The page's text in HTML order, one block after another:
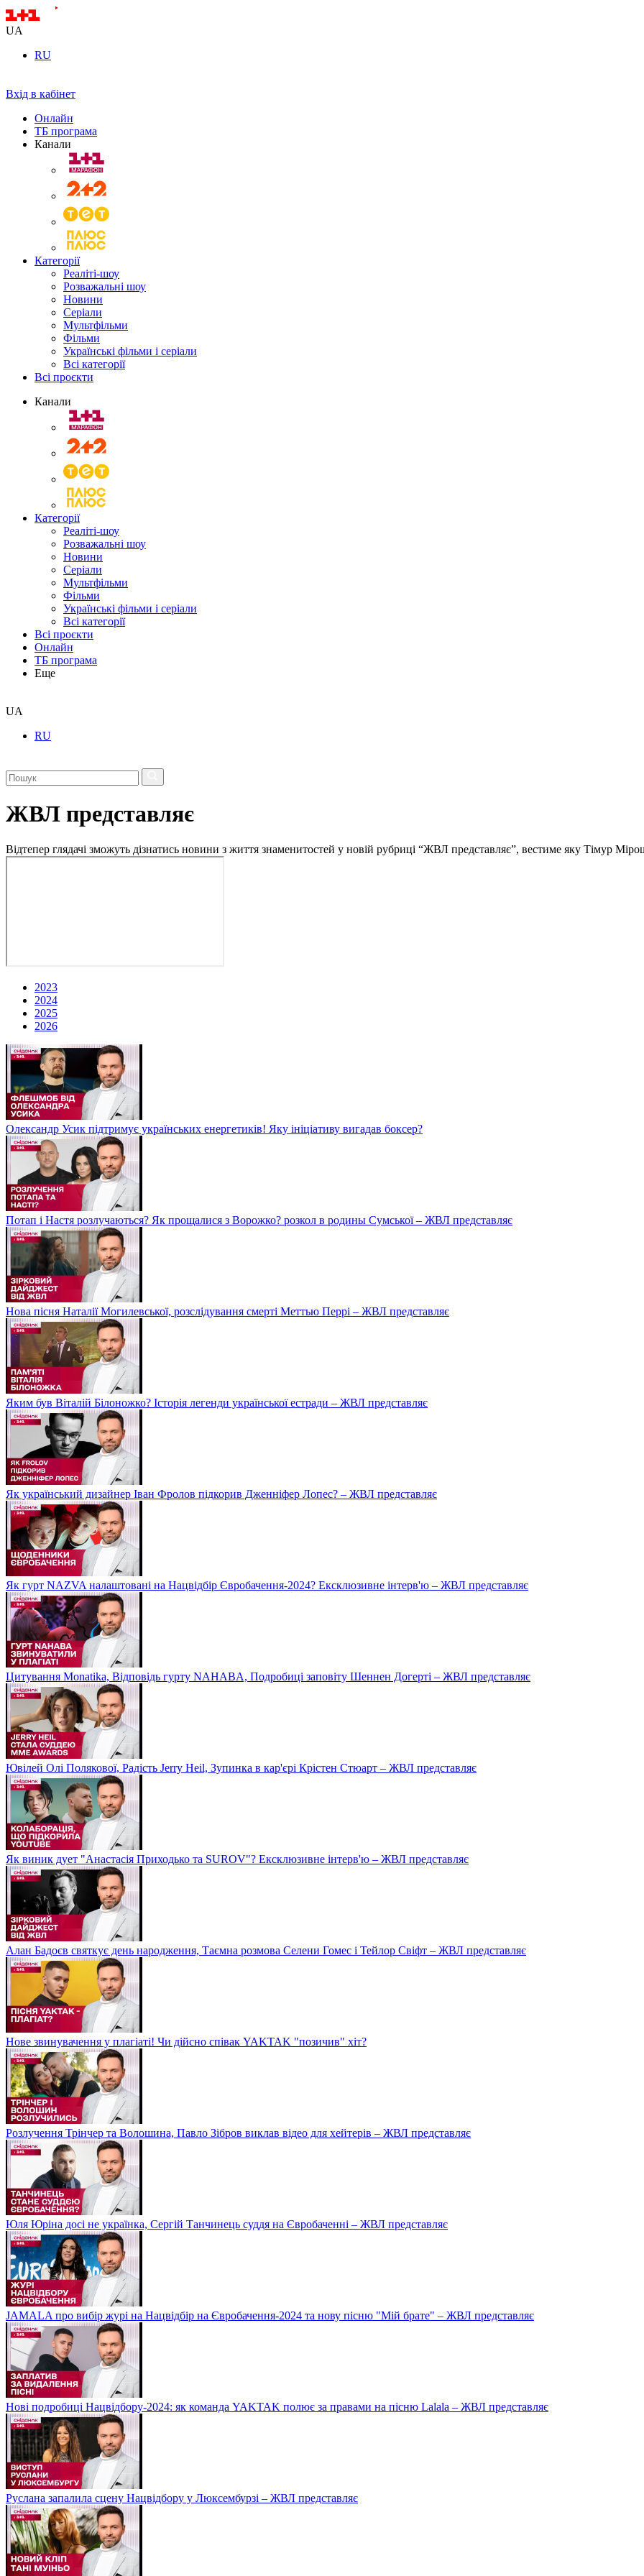
UA
RU
Вхід в кабінет
Онлайн
ТБ програма
Канали
Категорії
Реаліті-шоу
Розважальні шоу
Новини
Серіали
Мультфільми
Фільми
Українські фільми і серіали
Всі категорії
Всі проєкти
Канали
Категорії
Реаліті-шоу
Розважальні шоу
Новини
Серіали
Мультфільми
Фільми
Українські фільми і серіали
Всі категорії
Всі проєкти
Онлайн
ТБ програма
Еще
UA
RU
ЖВЛ представляє
Відтепер глядачі зможуть дізнатись новини з життя знаменитостей у новій рубриці “ЖВЛ представляє”, вестиме яку Тімур
2023
2024
2025
2026
Олександр Усик підтримує українських енергетиків! Яку ініціативу вигадав боксер?
Потап і Настя розлучаються? Як прощалися з Ворожко? розкол в родины Сумської – ЖВЛ представляє
Нова пісня Наталії Могилевської, розслідування смерті Меттью Перрі – ЖВЛ представляє
Яким був Віталій Білоножко? Історія легенди української естради – ЖВЛ представляє
Як український дизайнер Іван Фролов підкорив Дженніфер Лопес? – ЖВЛ представляє
Як гурт NAZVA налаштовані на Нацвідбір Євробачення-2024? Ексклюзивне інтерв'ю – ЖВЛ представляє
Цитування Monatikа, Відповідь гурту NAHABA, Подробиці заповіту Шеннен Догерті – ЖВЛ представляє
Ювілей Олі Полякової, Радість Jerry Heil, Зупинка в кар'єрі Крістен Стюарт – ЖВЛ представляє
Як виник дует "Анастасія Приходько та SUROV"? Ексклюзивне інтерв'ю – ЖВЛ представляє
Алан Бадоєв святкує день народження, Таємна розмова Селени Гомес і Тейлор Свіфт – ЖВЛ представляє
Нове звинувачення у плагіаті! Чи дійсно співак YAKTAK "позичив" хіт?
Розлучення Трінчер та Волошина, Павло Зібров виклав відео для хейтерів – ЖВЛ представляє
Юля Юріна досі не українка, Сергій Танчинець суддя на Євробаченні – ЖВЛ представляє
JAMALA про вибір журі на Нацвідбір на Євробачення-2024 та нову пісню "Мій брате" – ЖВЛ представляє
Нові подробиці Нацвідбору-2024: як команда YAKTAK полює за правами на пісню Lalala – ЖВЛ представляє
Руслана запалила сцену Нацвідбору у Люксембурзі – ЖВЛ представляє